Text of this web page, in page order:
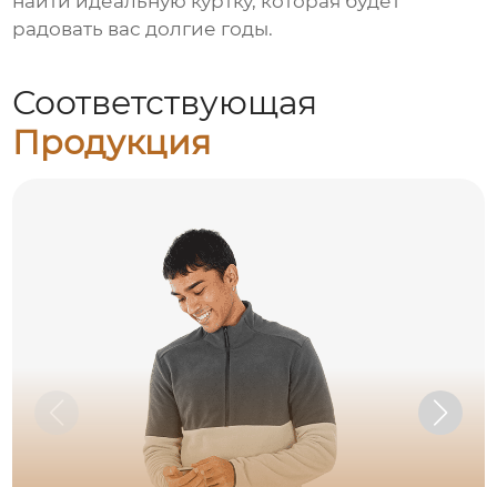
радовать вас долгие годы.
Соответствующая
Продукция